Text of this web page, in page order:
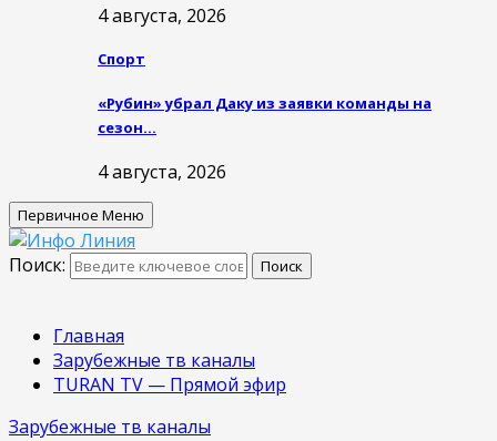
4 августа, 2026
Спорт
«Рубин» убрал Даку из заявки команды на
сезон…
4 августа, 2026
Первичное Меню
Поиск: Поиск
Главная
Зарубежные тв каналы
TURAN TV — Прямой эфир
Зарубежные тв каналы